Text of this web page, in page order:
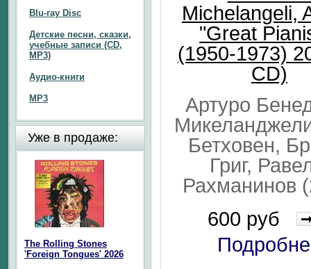
Michelangeli,
"Great
(1950-1973)
CD)
Артуро
Бетховен,
Григ,
Рахманинов
600 руб
Blu-ray Disc
Детские песни, сказки,
учебные записи (CD,
MP3)
Аудио-книги
MP3
Уже в продаже:
The Rolling Stones
'Foreign Tongues' 2026